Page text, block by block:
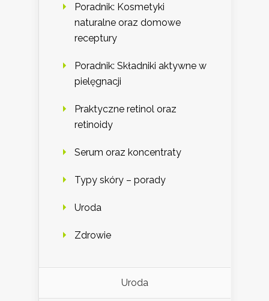
Poradnik: Kosmetyki
naturalne oraz domowe
receptury
Poradnik: Składniki aktywne w
pielęgnacji
Praktyczne retinol oraz
retinoidy
Serum oraz koncentraty
Typy skóry – porady
Uroda
Zdrowie
Uroda